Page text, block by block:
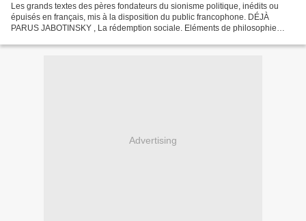
Les grands textes des pères fondateurs du sionisme politique, inédits ou
épuisés en français, mis à la disposition du public francophone. DÉJÀ
PARUS JABOTINSKY , La rédemption sociale. Eléments de philosophie
Advertising